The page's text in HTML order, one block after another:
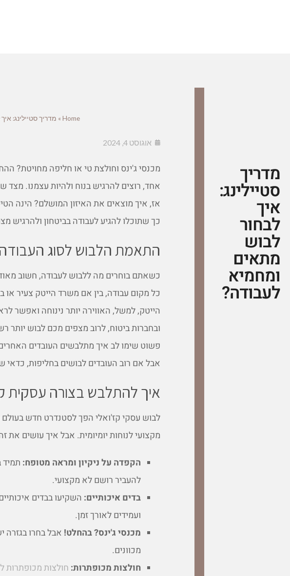
מדריך
סטיילינג:
איך
לבחור
לבוש
מתאים
ומחמיא
לעבודה?
Home
» מדריך סטיילינג:
אוגוסט 4, 2024
מכנסי ג'ינס וחולצת טי או חליפה מחויטת?
אחד, רוצים להרגיש בנוח ולהיות עצמנו.
אז, איך מוצאים את האיזון המושלם? הינה
כך שתוכלו להגיע לעבודה בביטחון ולהרגיש
התאמת הלבוש לסוג העבודה
כשאתם בוחרים מה ללבוש לעבודה, חשוב
כל מקום עבודה, בין אם משרד הייטק צעיר
הייטק, למשל, האווירה יותר נינוחה ואפשר
ובחברות ביטוח, לרוב מצפים מכם לבוש יותר
פשוט שימו לב איך מתלבשים העובדים
אבל אם רוב העובדים לבושים בחליפות,
איך להתלבש בצורה עסקית
לבוש עסקי קז'ואלי הפך לסטנדרט חדש
מקצועי לנוחות יומיומית. אבל איך עושים את
הקפדה על ניקיון ומראה מטופח: תמיד
להעביר רושם לא מקצועי.
בדים איכותיים: השקיעו בבדים
ועמידים לאורך זמן.
מכנסי ג'ינס? בהחלט! אבל בחרו בגזרה
מכוונים.
חולצות מכופתרות: חולצות מכופתרות